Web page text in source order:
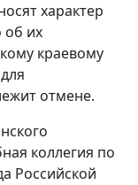
характер
об их
краевому
отмене.
коллегия по
Российской